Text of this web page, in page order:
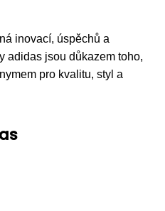
inovací, úspěchů a
adidas jsou důkazem toho,
pro kvalitu, styl a